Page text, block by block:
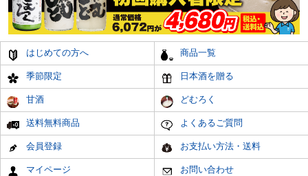
はじめての方へ 商品一覧
季節限定 日本酒を贈る
甘酒 どむろく
送料無料商品 よくあるご質問
会員登録 お支払い方法・送料
マイページ お問い合わせ